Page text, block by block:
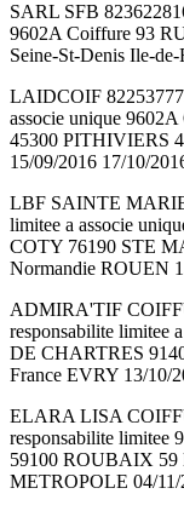
SARL SFB
9602A Coiffure 93
Seine-St-Denis Ile-
LAIDCOIF
associe unique
45300 PITHIVIERS
15/09/2016 17/10/
LBF SAINTE MARIE
limitee a associe
COTY 76190 STE
Normandie ROUEN
ADMIRA'TIF
responsabilite limitee
DE CHARTRES
France EVRY 13/10/
ELARA LISA
responsabilite
59100 ROUBAIX 59
METROPOLE 04/11/